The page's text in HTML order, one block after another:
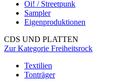
Oi! / Streetpunk
Sampler
Eigenproduktionen
CDS UND PLATTEN
Zur Kategorie Freiheitsrock
Textilien
Tonträger